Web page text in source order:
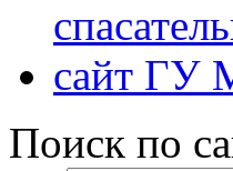
сайт ГУ
Поиск по